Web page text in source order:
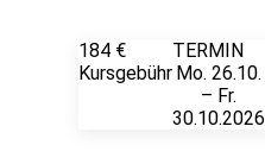
184 €
Kursgebühr
TERMIN
Mo. 26.10.
– Fr.
30.10.2026